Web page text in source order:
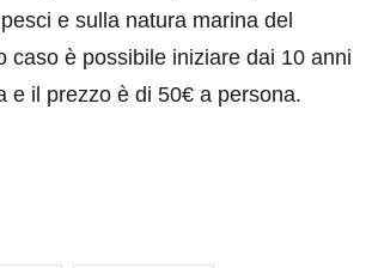
e sulla natura marina del
caso è possibile iniziare dai 10 anni
e il prezzo è di 50€ a persona.